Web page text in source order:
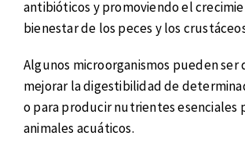
antibióticos y promoviendo el
bienestar de los peces y los
Algunos microorganismos pueden ser
mejorar la digestibilidad de
o para producir nutrientes esenciales
animales acuáticos.